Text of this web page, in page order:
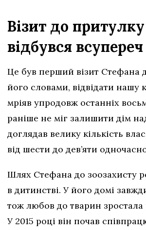
Візит до притулку
відбувся всупереч
Це був перший візит Стефана
його словами, відвідати нашу
мріяв упродовж останніх
раніше не міг залишити дім
доглядав велику кількість
від шести до дев’яти
Шлях Стефана до зоозахисту
в дитинстві. У його домі
тож любов до тварин зростала
У 2015 році він почав